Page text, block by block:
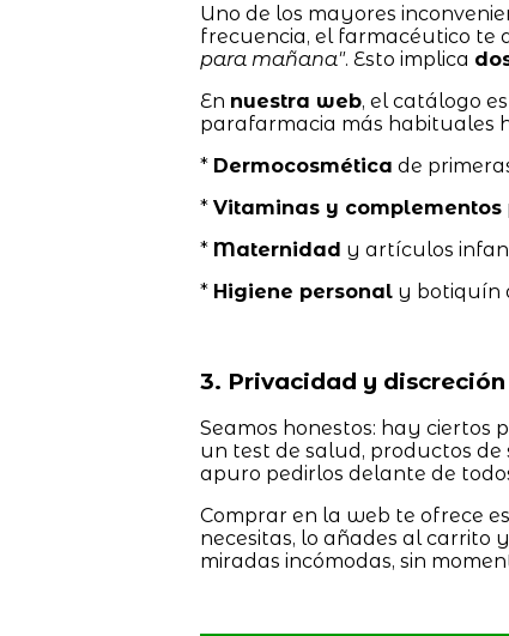
Uno de los mayores
frecuencia, el farmacéutico te
para mañana". Esto implica
En nuestra web, el catálogo
parafarmacia más habituales
* Dermocosmética de
* Vitaminas y complementos
* Maternidad y artículos
* Higiene personaly botiquín
3. Privacidad y
Seamos honestos: hay ciertos
un test de salud, productos de
apuro pedirlos delante de
Comprar en la web te ofrece
necesitas, lo añades al carrito
miradas incómodas, sin